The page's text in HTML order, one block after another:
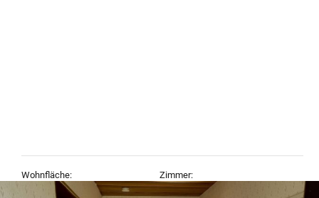
Wohnfläche:
121 m²
Zimmer:
5